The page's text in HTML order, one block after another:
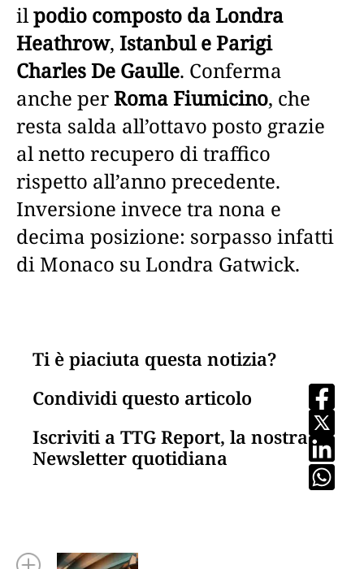
ilpodio composto da Londra
Heathrow, Istanbul e Parigi
Charles De Gaulle. Conferma
anche perRoma Fiumicino, che
resta salda all’ottavo posto grazie
al netto recupero di traffico
rispetto all’anno precedente.
Inversione invece tra nona e
decima posizione: sorpasso infatti
di Monaco su Londra Gatwick.
Ti è piaciuta questa notizia?
Condividi questo articolo
Iscriviti a TTG Report, la nostra
Newsletter quotidiana